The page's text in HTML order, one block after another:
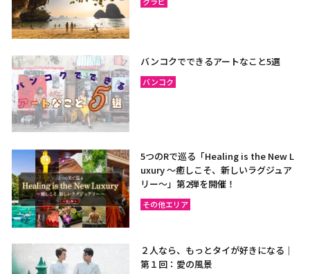
バンコクでできるアートなこと5選
バンコク
5つのRで巡る「Healing is the New L
uxury ～癒しこそ、新しいラグジュア
リー〜」第2弾を開催！
その他エリア
２人なら、もっとタイが好きになる｜
第１回：愛の風景